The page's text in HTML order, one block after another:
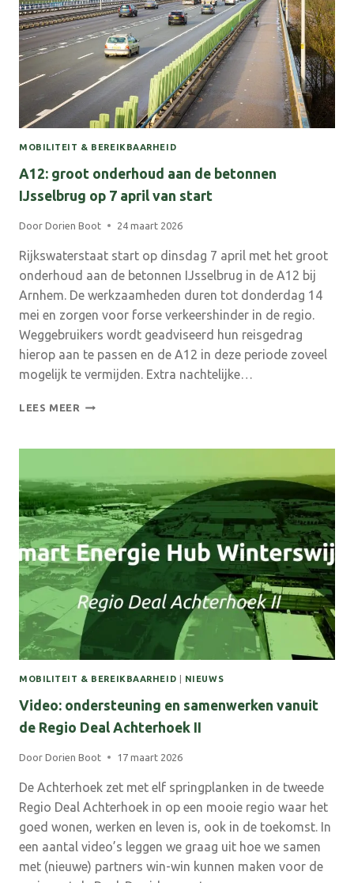
VOOR
DE
REST!
MOBILITEIT & BEREIKBAARHEID
A12: groot onderhoud aan de betonnen
IJsselbrug op 7 april van start
Door Dorien Boot 24 maart 2026
Rijkswaterstaat start op dinsdag 7 april met het groot
onderhoud aan de betonnen IJsselbrug in de A12 bij
Arnhem. De werkzaamheden duren tot donderdag 14
mei en zorgen voor forse verkeershinder in de regio.
Weggebruikers wordt geadviseerd hun reisgedrag
hierop aan te passen en de A12 in deze periode zoveel
mogelijk te vermijden. Extra nachtelijke…
LEES MEER A12:
AAN
BETONNEN
IJSSELBRUG
OP
7
APRIL
VAN
START
MOBILITEIT & BEREIKBAARHEID NIEUWS
Video: ondersteuning en samenwerken vanuit
de Regio Deal Achterhoek II
Door Dorien Boot 17 maart 2026
De Achterhoek zet met elf springplanken in de tweede
Regio Deal Achterhoek in op een mooie regio waar het
goed wonen, werken en leven is, ook in de toekomst. In
een aantal video’s leggen we graag uit hoe we samen
met (nieuwe) partners win-win kunnen maken voor de